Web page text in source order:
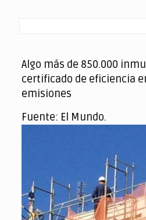
Algo más de 850.000
certificado de eficiencia
emisiones
Fuente: El Mundo.